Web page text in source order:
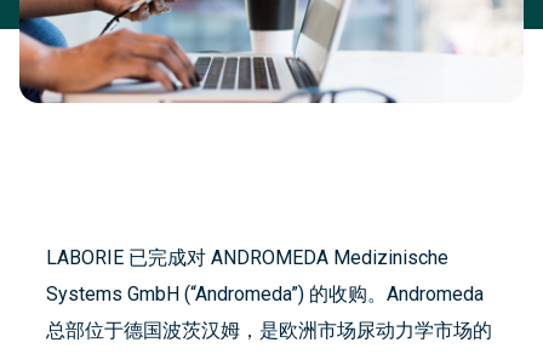
LABORIE 已完成对 ANDROMEDA Medizinische
Systems GmbH (“Andromeda”) 的收购。Andromeda
总部位于德国波茨汉姆，是欧洲市场尿动力学市场的